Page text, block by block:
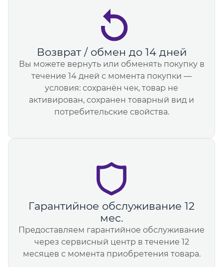
Возврат / обмен до 14 дней
Вы можете вернуть или обменять покупку в
течение 14 дней с момента покупки —
условия: сохранён чек, товар не
активирован, сохранен товарный вид и
потребительские свойства.
Гарантийное обслуживание 12
мес.
Предоставляем гарантийное обслуживание
через сервисный центр в течение 12
месяцев с момента приобретения товара.